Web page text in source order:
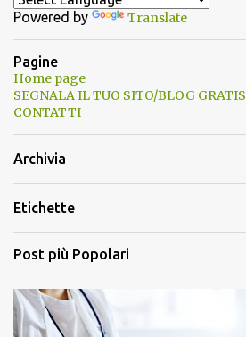
Powered by Translate
Pagine
Home page
SEGNALA IL TUO SITO/BLOG GRATIS
CONTATTI
Archivia
Etichette
Post più Popolari